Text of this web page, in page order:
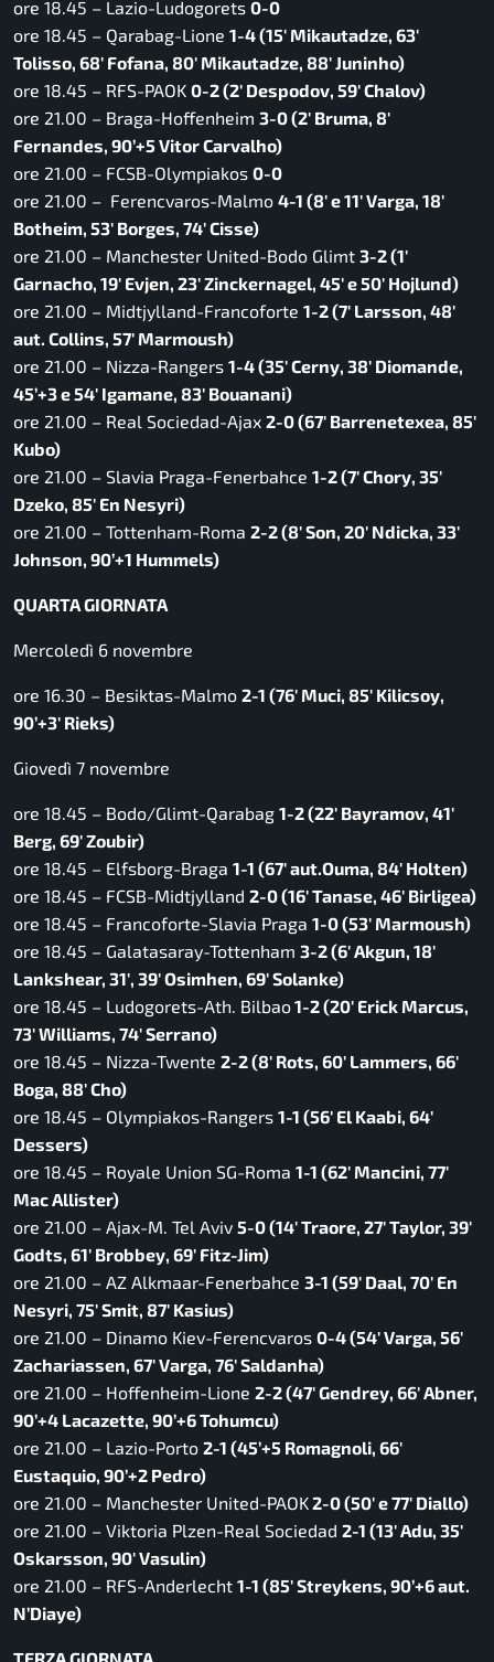
ore 18.45 – Lazio-Ludogorets 0-0
ore 18.45 – Qarabag-Lione 1-4 (15′ Mikautadze, 63′
Tolisso, 68′ Fofana, 80′ Mikautadze, 88′ Juninho)
ore 18.45 – RFS-PAOK 0-2 (2′ Despodov, 59′ Chalov)
ore 21.00 – Braga-Hoffenheim 3-0 (2′ Bruma, 8′
Fernandes, 90’+5 Vitor Carvalho)
ore 21.00 – FCSB-Olympiakos 0-0
ore 21.00 – Ferencvaros-Malmo 4-1 (8′ e 11′ Varga, 18′
Botheim, 53′ Borges, 74′ Cisse)
ore 21.00 – Manchester United-Bodo Glimt 3-2 (1′
Garnacho, 19′ Evjen, 23′ Zinckernagel, 45′ e 50′ Hojlund)
ore 21.00 – Midtjylland-Francoforte 1-2 (7′ Larsson, 48′
aut. Collins, 57′ Marmoush)
ore 21.00 – Nizza-Rangers 1-4 (35′ Cerny, 38′ Diomande,
45’+3 e 54′ Igamane, 83′ Bouanani)
ore 21.00 – Real Sociedad-Ajax 2-0 (67′ Barrenetexea, 85′
Kubo)
ore 21.00 – Slavia Praga-Fenerbahce 1-2 (7′ Chory, 35′
Dzeko, 85′ En Nesyri)
ore 21.00 – Tottenham-Roma 2-2 (8′ Son, 20′ Ndicka, 33′
Johnson, 90’+1 Hummels)
QUARTA GIORNATA
Mercoledì 6 novembre
ore 16.30 – Besiktas-Malmo 2-1 (76′ Muci, 85′ Kilicsoy,
90’+3′ Rieks)
Giovedì 7 novembre
ore 18.45 – Bodo/Glimt-Qarabag 1-2 (22′ Bayramov, 41′
Berg, 69′ Zoubir)
ore 18.45 – Elfsborg-Braga 1-1 (67′ aut.Ouma, 84′ Holten)
ore 18.45 – FCSB-Midtjylland 2-0 (16′ Tanase, 46′ Birligea)
ore 18.45 – Francoforte-Slavia Praga 1-0 (53′ Marmoush)
ore 18.45 – Galatasaray-Tottenham 3-2 (6′ Akgun, 18′
Lankshear, 31′, 39′ Osimhen, 69′ Solanke)
ore 18.45 – Ludogorets-Ath. Bilbao1-2 (20′ Erick Marcus,
73′ Williams, 74′ Serrano)
ore 18.45 – Nizza-Twente 2-2 (8′ Rots, 60′ Lammers, 66′
Boga, 88′ Cho)
ore 18.45 – Olympiakos-Rangers 1-1 (56′ El Kaabi, 64′
Dessers)
ore 18.45 – Royale Union SG-Roma 1-1 (62′ Mancini, 77′
Mac Allister)
ore 21.00 – Ajax-M. Tel Aviv 5-0 (14′ Traore, 27′ Taylor, 39′
Godts, 61′ Brobbey, 69′ Fitz-Jim)
ore 21.00 – AZ Alkmaar-Fenerbahce 3-1 (59′ Daal, 70′ En
Nesyri, 75′ Smit, 87′ Kasius)
ore 21.00 – Dinamo Kiev-Ferencvaros 0-4 (54′ Varga, 56′
Zachariassen, 67′ Varga, 76′ Saldanha)
ore 21.00 – Hoffenheim-Lione 2-2 (47′ Gendrey, 66′ Abner,
90’+4 Lacazette, 90’+6 Tohumcu)
ore 21.00 – Lazio-Porto 2-1 (45’+5 Romagnoli, 66′
Eustaquio, 90’+2 Pedro)
ore 21.00 – Manchester United-PAOK2-0 (50′ e 77′ Diallo)
ore 21.00 – Viktoria Plzen-Real Sociedad 2-1 (13′ Adu, 35′
Oskarsson, 90′ Vasulin)
ore 21.00 – RFS-Anderlecht 1-1 (85′ Streykens, 90’+6 aut.
N’Diaye)